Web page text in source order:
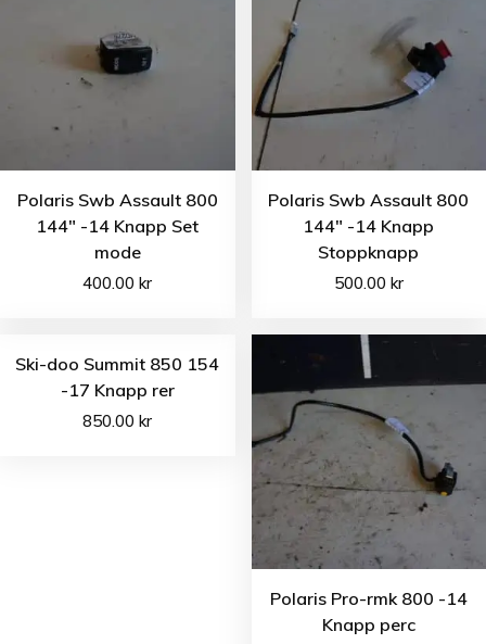
Polaris Swb Assault 800
144″ -14 Knapp Set
mode
400.00kr
Polaris Swb Assault 800
144″ -14 Knapp
Stoppknapp
500.00 kr
Ski-doo Summit 850 154
-17 Knapp rer
850.00kr
Polaris Pro-rmk 800 -14
Knapp perc